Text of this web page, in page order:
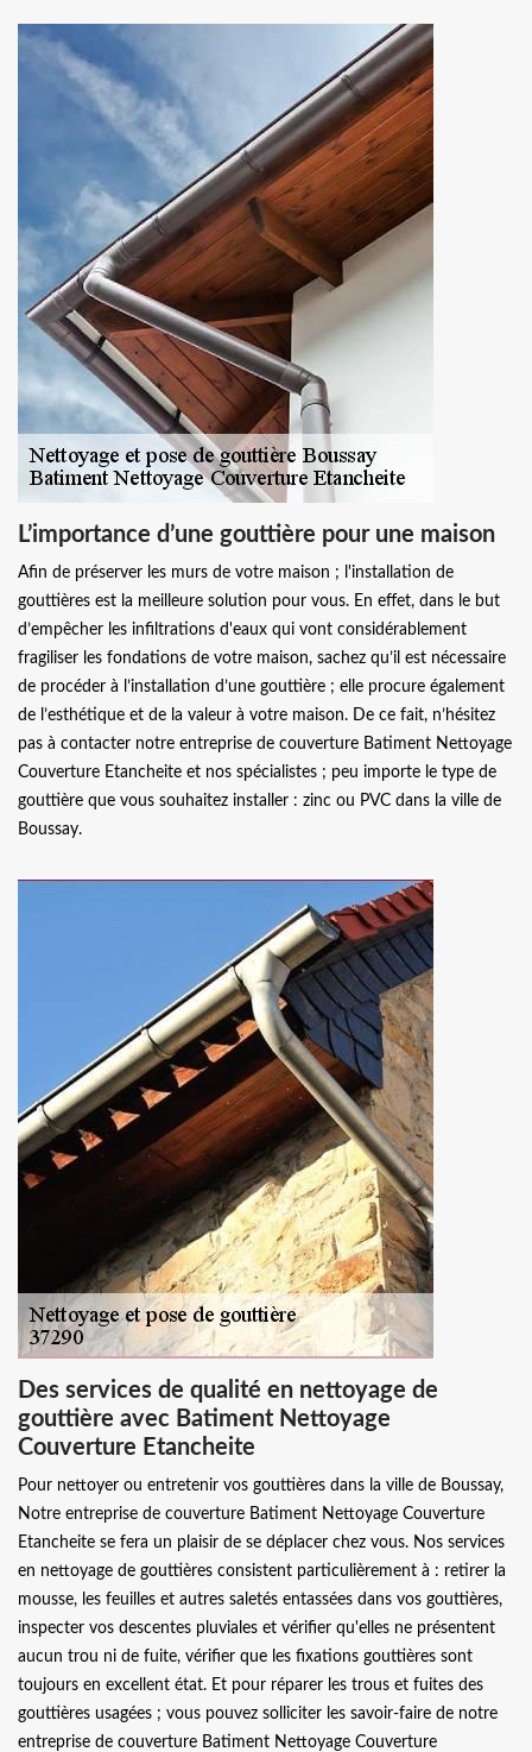
L’importance d’une gouttière pour une maison
Afin de préserver les murs de votre maison ; l'installation de
gouttières est la meilleure solution pour vous. En effet, dans le but
d’empêcher les infiltrations d'eaux qui vont considérablement
fragiliser les fondations de votre maison, sachez qu’il est nécessaire
de procéder à l’installation d’une gouttière ; elle procure également
de l’esthétique et de la valeur à votre maison. De ce fait, n’hésitez
pas à contacter notre entreprise de couverture Batiment Nettoyage
Couverture Etancheite et nos spécialistes ; peu importe le type de
gouttière que vous souhaitez installer : zinc ou PVC dans la ville de
Boussay.
Des services de qualité en nettoyage de
gouttière avec Batiment Nettoyage
Couverture Etancheite
Pour nettoyer ou entretenir vos gouttières dans la ville de Boussay,
Notre entreprise de couverture Batiment Nettoyage Couverture
Etancheite se fera un plaisir de se déplacer chez vous. Nos services
en nettoyage de gouttières consistent particulièrement à : retirer la
mousse, les feuilles et autres saletés entassées dans vos gouttières,
inspecter vos descentes pluviales et vérifier qu'elles ne présentent
aucun trou ni de fuite, vérifier que les fixations gouttières sont
toujours en excellent état. Et pour réparer les trous et fuites des
gouttières usagées ; vous pouvez solliciter les savoir-faire de notre
entreprise de couverture Batiment Nettoyage Couverture